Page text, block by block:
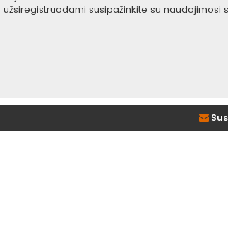
susipažinkite su